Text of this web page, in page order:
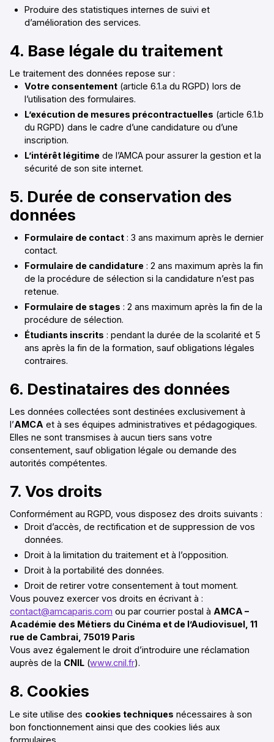
Produire des statistiques internes de suivi et
d’amélioration des services.
4. Base légale du traitement
Le traitement des données repose sur :
Votre consentement (article 6.1.a du RGPD) lors de
l’utilisation des formulaires.
L’exécution de mesures précontractuelles (article 6.1.b
du RGPD) dans le cadre d’une candidature ou d’une
inscription.
L’intérêt légitime de l’AMCA pour assurer la gestion et la
sécurité de son site internet.
5. Durée de conservation des
données
Formulaire de contact : 3 ans maximum après le dernier
contact.
Formulaire de candidature : 2 ans maximum après la fin
de la procédure de sélection si la candidature n’est pas
retenue.
Formulaire de stages : 2 ans maximum après la fin de la
procédure de sélection.
Étudiants inscrits : pendant la durée de la scolarité et 5
ans après la fin de la formation, sauf obligations légales
contraires.
6. Destinataires des données
Les données collectées sont destinées exclusivement à
l’AMCA et à ses équipes administratives et pédagogiques.
Elles ne sont transmises à aucun tiers sans votre
consentement, sauf obligation légale ou demande des
autorités compétentes.
7. Vos droits
Conformément au RGPD, vous disposez des droits suivants :
Droit d’accès, de rectification et de suppression de vos
données.
Droit à la limitation du traitement et à l’opposition.
Droit à la portabilité des données.
Droit de retirer votre consentement à tout moment.
Vous pouvez exercer vos droits en écrivant à :
contact@amcaparis.com ou par courrier postal à AMCA –
Académie des Métiers du Cinéma et de l’Audiovisuel, 11
rue de Cambrai, 75019 Paris
Vous avez également le droit d’introduire une réclamation
auprès de la CNIL (www.cnil.fr).
8. Cookies
Le site utilise des cookies techniques nécessaires à son
bon fonctionnement ainsi que des cookies liés aux
formulaires.